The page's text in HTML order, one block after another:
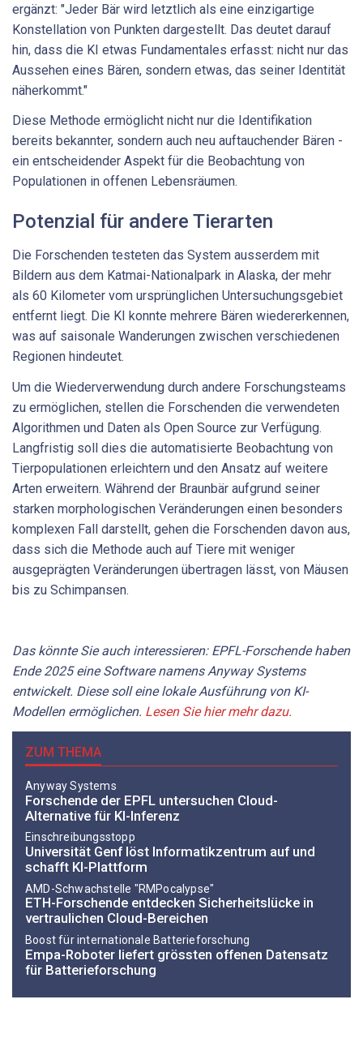
ergänzt: "Jeder Bär wird letztlich als eine einzigartige
Konstellation von Punkten dargestellt. Das deutet darauf
hin, dass die KI etwas Fundamentales erfasst: nicht nur das
Aussehen eines Bären, sondern etwas, das seiner Identität
näherkommt."
Diese Methode ermöglicht nicht nur die Identifikation
bereits bekannter, sondern auch neu auftauchender Bären -
ein entscheidender Aspekt für die Beobachtung von
Populationen in offenen Lebensräumen.
Potenzial für andere Tierarten
Die Forschenden testeten das System ausserdem mit
Bildern aus dem Katmai-Nationalpark in Alaska, der mehr
als 60 Kilometer vom ursprünglichen Untersuchungsgebiet
entfernt liegt. Die KI konnte mehrere Bären wiedererkennen,
was auf saisonale Wanderungen zwischen verschiedenen
Regionen hindeutet.
Um die Wiederverwendung durch andere Forschungsteams
zu ermöglichen, stellen die Forschenden die verwendeten
Algorithmen und Daten als Open Source zur Verfügung.
Langfristig soll dies die automatisierte Beobachtung von
Tierpopulationen erleichtern und den Ansatz auf weitere
Arten erweitern. Während der Braunbär aufgrund seiner
starken morphologischen Veränderungen einen besonders
komplexen Fall darstellt, gehen die Forschenden davon aus,
dass sich die Methode auch auf Tiere mit weniger
ausgeprägten Veränderungen übertragen lässt, von Mäusen
bis zu Schimpansen.
Das könnte Sie auch interessieren: EPFL-Forschende haben
Ende 2025 eine Software namens Anyway Systems
entwickelt. Diese soll eine lokale Ausführung von KI-
Modellen ermöglichen. Lesen Sie hier mehr dazu.
ZUM THEMA
Anyway Systems
Forschende der EPFL untersuchen Cloud-
Alternative für KI-Inferenz
Einschreibungsstopp
Universität Genf löst Informatikzentrum auf und
schafft KI-Plattform
AMD-Schwachstelle "RMPocalypse"
ETH-Forschende entdecken Sicherheitslücke in
vertraulichen Cloud-Bereichen
Boost für internationale Batterieforschung
Empa-Roboter liefert grössten offenen Datensatz
für Batterieforschung